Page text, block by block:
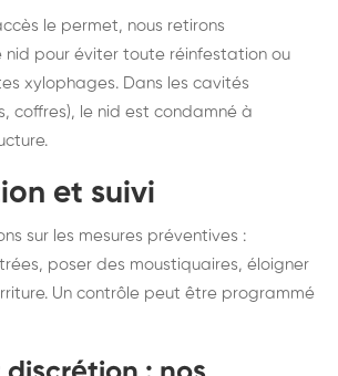
le permet, nous retirons
nid pour éviter toute réinfestation ou
xylophages. Dans les cavités
coffres), le nid est condamné à
et suivi
sur les mesures préventives :
poser des moustiquaires, éloigner
Un contrôle peut être programmé